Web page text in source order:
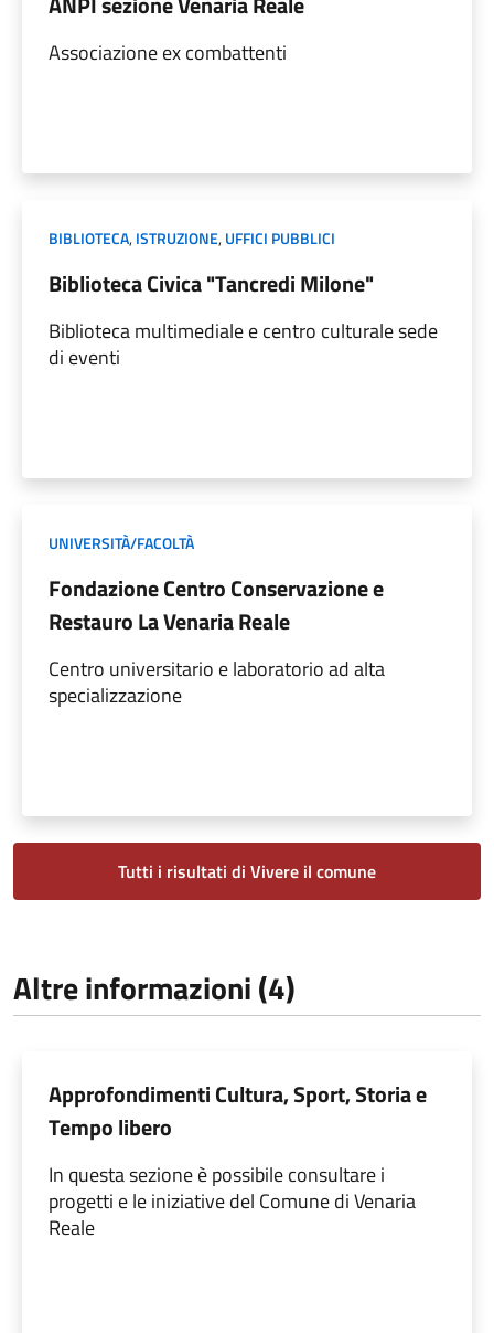
Associazione ex combattenti
BIBLIOTECA,ISTRUZIONE,UFFICI PUBBLICI
Biblioteca Civica "Tancredi Milone"
Biblioteca multimediale e centro culturale sede
di eventi
UNIVERSITÀ/FACOLTÀ
Fondazione Centro Conservazione e
Restauro La Venaria Reale
Centro universitario e laboratorio ad alta
specializzazione
Tutti i risultati di Vivere il comune
Altre informazioni (4)
Approfondimenti Cultura, Sport, Storia e
Tempo libero
In questa sezione è possibile consultare i
progetti e le iniziative del Comune di Venaria
Reale